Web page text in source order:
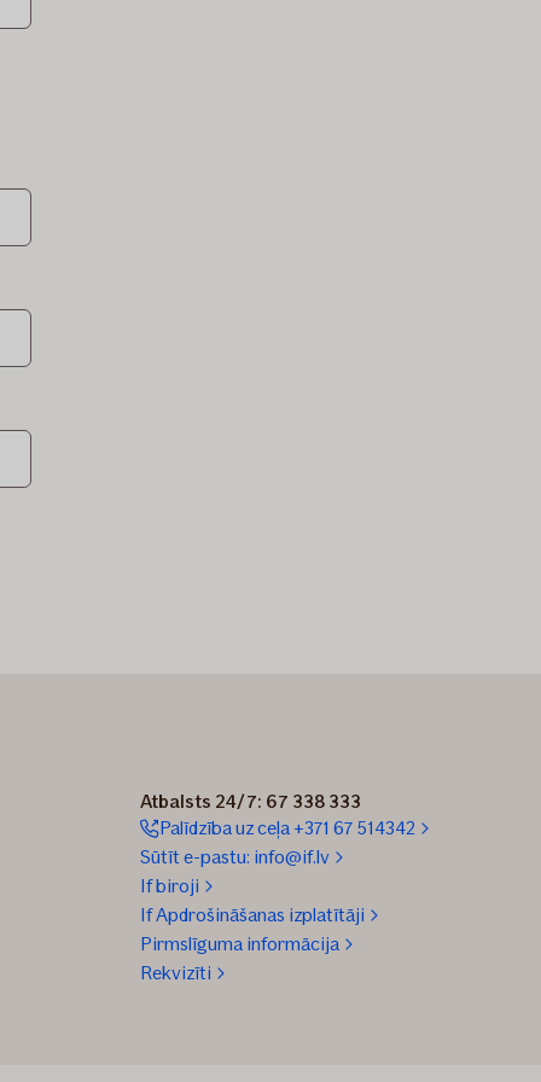
Atbalsts 24/7: 67 338 333
Palīdzība uz ceļa +371 67 514342
Sūtīt e-pastu: info@if.lv
If biroji
If Apdrošināšanas izplatītāji
Pirmslīguma informācija
Rekvizīti